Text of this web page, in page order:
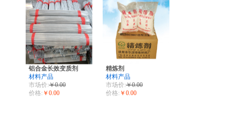
铝合金长效变质剂
材料产品
市场价:￥0.00
价格: ￥0.00
精炼剂
材料产品
市场价:￥0.00
价格: ￥0.00